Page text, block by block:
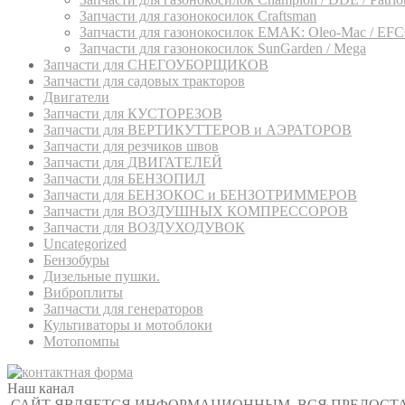
Запчасти для газонокосилок Craftsman
Запчасти для газонокосилок EMAK: Oleo-Mac /
Запчасти для газонокосилок SunGarden / Mega
Запчасти для СНЕГОУБОРЩИКОВ
Запчасти для садовых тракторов
Двигатели
Запчасти для КУСТОРЕЗОВ
Запчасти для ВЕРТИКУТТЕРОВ и АЭРАТОРОВ
Запчасти для резчиков швов
Запчасти для ДВИГАТЕЛЕЙ
Запчасти для БЕНЗОПИЛ
Запчасти для БЕНЗОКОС и БЕНЗОТРИММЕРОВ
Запчасти для ВОЗДУШНЫХ КОМПРЕССОРОВ
Запчасти для ВОЗДУХОДУВОК
Uncategorized
Бензобуры
Дизельные пушки.
Виброплиты
Запчасти для генераторов
Культиваторы и мотоблоки
Мотопомпы
Наш канал